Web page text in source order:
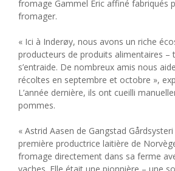
fromage Gammel Eric affiné fabriqués
fromager.
« Ici à Inderøy, nous avons un riche
producteurs de produits alimentaires –
s’entraide. De nombreux amis nous
récoltes en septembre et octobre »,
L’année dernière, ils ont cueilli
pommes.
« Astrid Aasen de Gangstad
première productrice laitière de
fromage directement dans sa ferme
vaches. Elle était une pionnière – une